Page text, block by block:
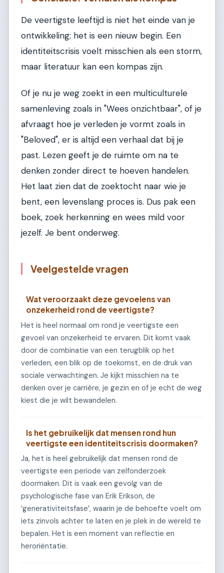
De veertigste leeftijd is niet het einde van je
ontwikkeling; het is een nieuw begin. Een
identiteitscrisis voelt misschien als een storm,
maar literatuur kan een kompas zijn.
Of je nu je weg zoekt in een multiculturele
samenleving zoals in "Wees onzichtbaar", of je
afvraagt hoe je verleden je vormt zoals in
"Beloved", er is altijd een verhaal dat bij je
past. Lezen geeft je de ruimte om na te
denken zonder direct te hoeven handelen.
Het laat zien dat de zoektocht naar wie je
bent, een levenslang proces is. Dus pak een
boek, zoek herkenning en wees mild voor
jezelf. Je bent onderweg.
Veelgestelde vragen
Wat veroorzaakt deze gevoelens van
onzekerheid rond de veertigste?
Het is heel normaal om rond je veertigste een
gevoel van onzekerheid te ervaren. Dit komt vaak
door de combinatie van een terugblik op het
verleden, een blik op de toekomst, en de druk van
sociale verwachtingen. Je kijkt misschien na te
denken over je carrière, je gezin en of je echt de weg
kiest die je wilt bewandelen.
Is het gebruikelijk dat mensen rond hun
veertigste een identiteitscrisis doormaken?
Ja, het is heel gebruikelijk dat mensen rond de
veertigste een periode van zelfonderzoek
doormaken. Dit is vaak een gevolg van de
psychologische fase van Erik Erikson, de
‘generativiteitsfase’, waarin je de behoefte voelt om
iets zinvols achter te laten en je plek in de wereld te
bepalen. Het is een moment van reflectie en
heroriëntatie.